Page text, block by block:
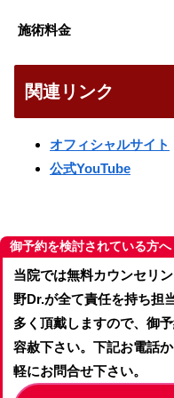
施術料金
関連リンク
オフィシャルサイト
公式YouTube
御予約を検討されている方へ
当院では無料カウンセリ
野Dr.が全て責任を持ち担
多く頂戴しますので、御
容赦下さい。下記お電話
軽にお問合せ下さい。